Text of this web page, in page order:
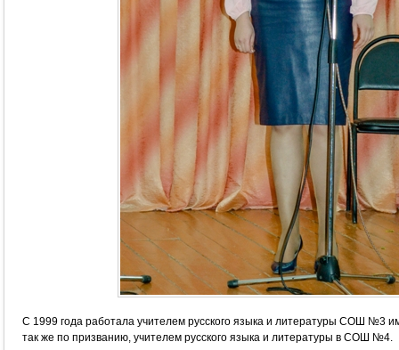
С 1999 года работала учителем русского языка и литературы СОШ №3
так же по призванию, учителем русского языка и литературы в СОШ №4.